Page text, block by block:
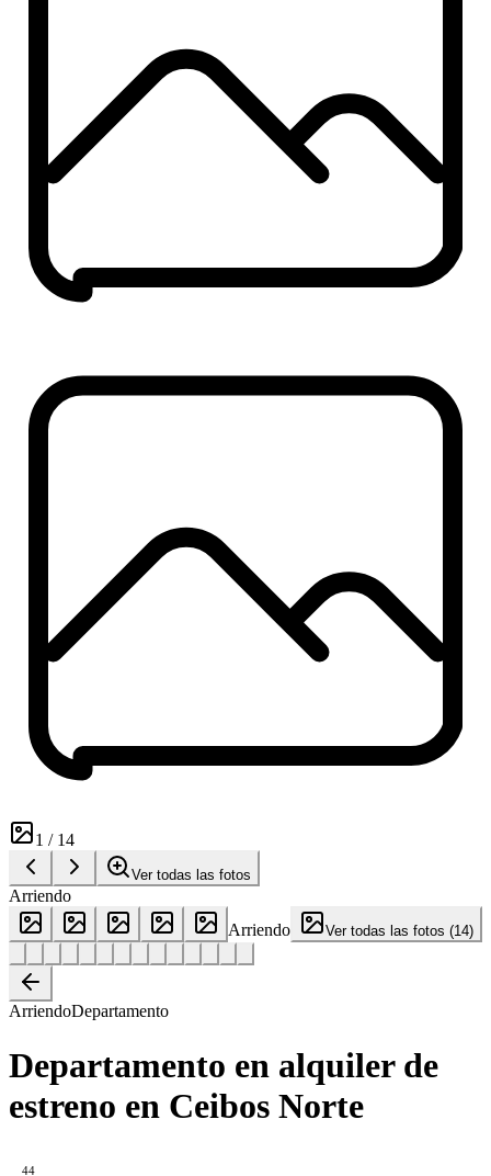
1 / 14
Ver todas las fotos
Arriendo
Arriendo
Ver todas las fotos (14)
ArriendoDepartamento
Departamento en alquiler de
estreno en Ceibos Norte
44